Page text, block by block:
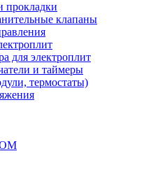
прокладки
клапаны
для электроплит
и таймеры
термостаты)